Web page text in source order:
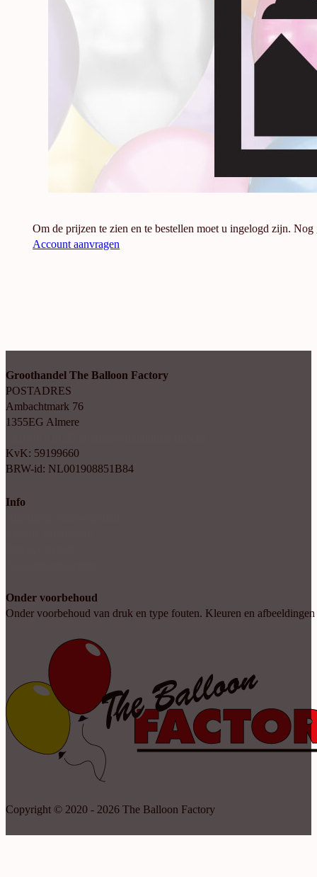
Om de prijzen te zien en te bestellen moet u ingelogd zijn. Nog
Account aanvragen
Groothandel The Balloon Factory
POSTADRES
Ambachtmark 76
1355EG Almere
KvK: 59199660
BRW-id: NL001908851B84
Info
Onder voorbehoud
Onder voorbehoud van druk en type fouten. Kleuren en
Copyright © 2020 - 2026 The Balloon Factory